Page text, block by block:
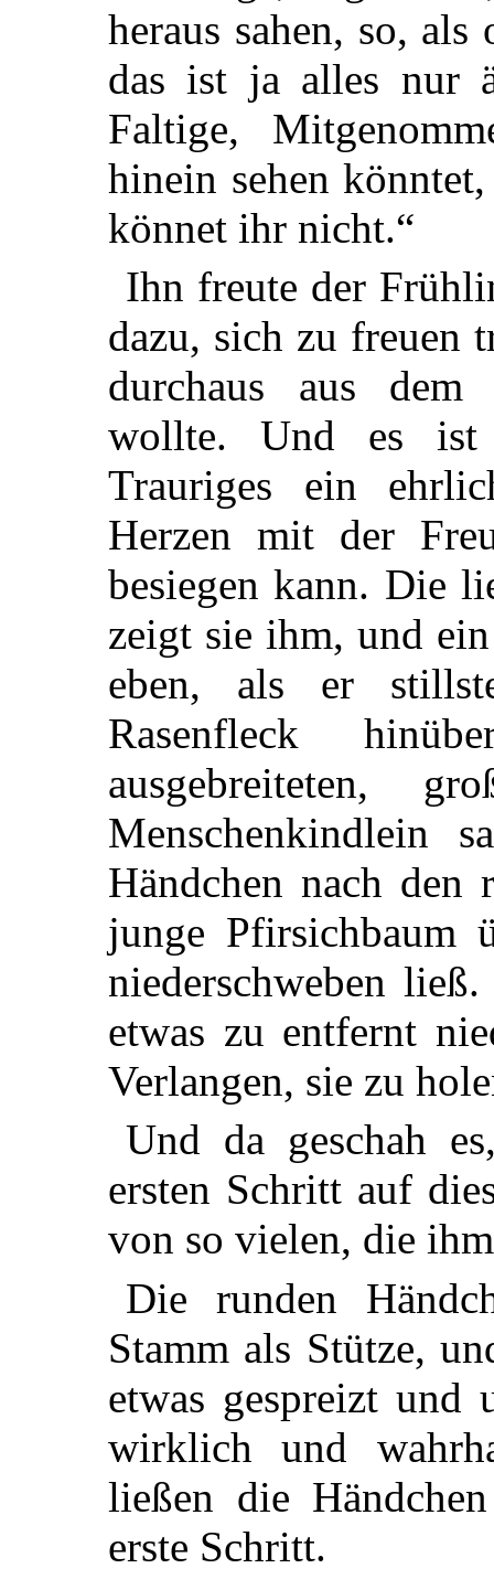
heraus sahen, so,
das ist ja alles nur
Faltige,
hinein sehen
könnet ihr nicht.“
Ihn freute der
dazu, sich zu freuen
durchaus aus dem
wollte. Und es ist
Trauriges ein
Herzen mit der
besiegen kann. Die
zeigt sie ihm, und
eben, als er
Rasenfleck
ausgebreiteten,
Menschenkindlein
Händchen nach den
junge
niederschweben
etwas zu entfernt
Verlangen, sie zu
Und da geschah
ersten Schritt auf
von so vielen, die
Die runden
Stamm als Stütze,
etwas gespreizt und
wirklich und
ließen die
erste Schritt.